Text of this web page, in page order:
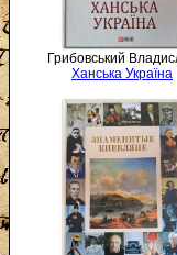
Грибовський
Ханська Україна